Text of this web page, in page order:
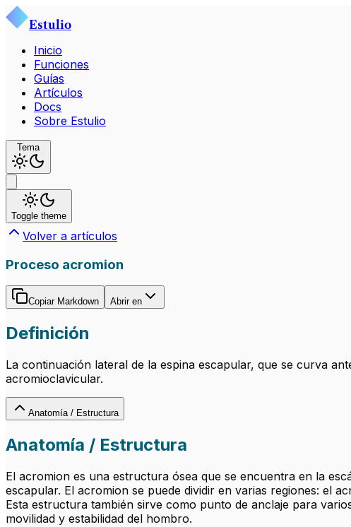
Estulio
Inicio
Funciones
Guías
Artículos
Docs
Sobre Estulio
Tema
Toggle theme
Volver a artículos
Proceso acromion
Copiar Markdown Abrir en
Definición
La continuación lateral de la espina escapular, que se curva
acromioclavicular.
Anatomía / Estructura
Anatomía / Estructura
El acromion es una estructura ósea que se encuentra en la
escapular. El acromion se puede dividir en varias regiones: el
Esta estructura también sirve como punto de anclaje para
movilidad y estabilidad del hombro.